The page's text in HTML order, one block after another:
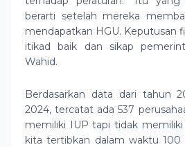
berarti setelah mereka
mendapatkan HGU. Keputusan
itikad baik dan sikap
Wahid.
Berdasarkan data dari tahun
2024, tercatat ada 537
memiliki IUP tapi tidak memiliki
kita tertibkan dalam waktu 100